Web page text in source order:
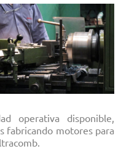
operativa disponible,
fabricando motores para